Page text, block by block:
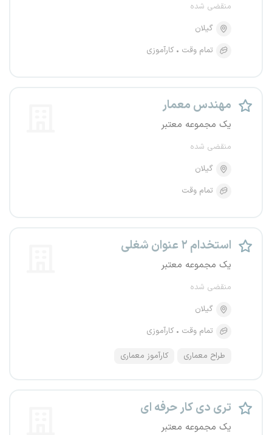
منقضی شده
گیلان
تمام وقت
کارآموزی
مهندس معمار
یک مجموعه معتبر
منقضی شده
گیلان
تمام وقت
استخدام ۲ عنوان شغلی
یک مجموعه معتبر
منقضی شده
گیلان
تمام وقت
کارآموزی
طراح معماری کارآموز معماری
تری دی کار حرفه ای
یک مجموعه معتبر